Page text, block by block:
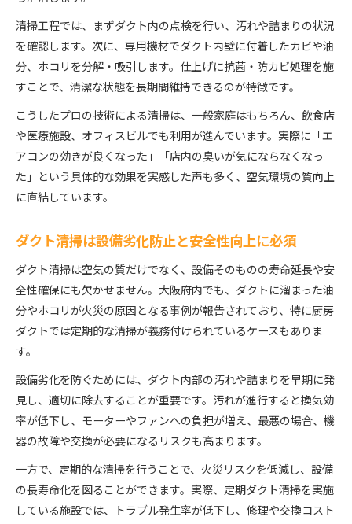
清掃工程では、まずダクト内の点検を行い、汚れや詰まりの状況
を確認します。次に、専用機材でダクト内壁に付着したカビや油
分、ホコリを分解・吸引します。仕上げに抗菌・防カビ処理を施
すことで、清潔な状態を長期間維持できるのが特徴です。
こうしたプロの技術による清掃は、一般家庭はもちろん、飲食店
や医療施設、オフィスビルでも利用が進んでいます。実際に「エ
アコンの効きが良くなった」「店内の臭いが気にならなくなっ
た」という具体的な効果を実感した声も多く、空気環境の質向上
に直結しています。
ダクト清掃は設備劣化防止と安全性向上に必須
ダクト清掃は空気の質だけでなく、設備そのものの寿命延長や安
全性確保にも欠かせません。大阪府内でも、ダクトに溜まった油
分やホコリが火災の原因となる事例が報告されており、特に厨房
ダクトでは定期的な清掃が義務付けられているケースもありま
す。
設備劣化を防ぐためには、ダクト内部の汚れや詰まりを早期に発
見し、適切に除去することが重要です。汚れが進行すると換気効
率が低下し、モーターやファンへの負担が増え、最悪の場合、機
器の故障や交換が必要になるリスクも高まります。
一方で、定期的な清掃を行うことで、火災リスクを低減し、設備
の長寿命化を図ることができます。実際、定期ダクト清掃を実施
している施設では、トラブル発生率が低下し、修理や交換コスト